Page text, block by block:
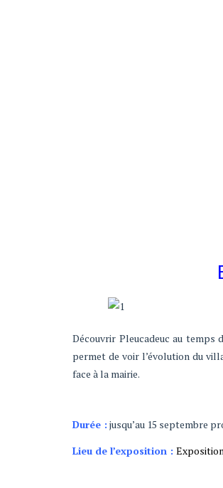
Découvrir Pleucadeuc au
permet de voir l’évolution du
face à la mairie.
Durée : jusqu’au 15 septembre
Lieu de l’exposition :